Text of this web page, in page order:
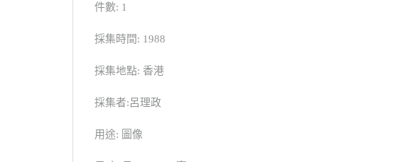
件數: 1
採集時間: 1988
採集地點: 香港
採集者:呂理政
用途: 圖像